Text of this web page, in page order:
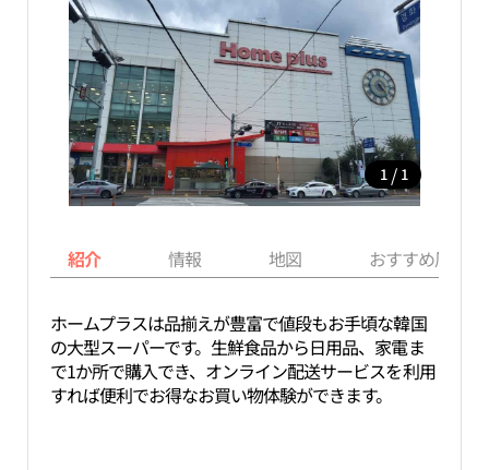
1 / 1
紹介 情報 地図 おすすめ周辺
ホームプラスは品揃えが豊富で値段もお手頃な韓国
の大型スーパーです。生鮮食品から日用品、家電ま
で1か所で購入でき、オンライン配送サービスを利用
すれば便利でお得なお買い物体験ができます。